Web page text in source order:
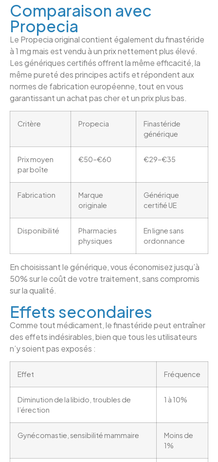
Comparaison avec
Propecia
Le Propecia original contient également du finastéride
à 1 mg mais est vendu à un prix nettement plus élevé.
Les génériques certifiés offrent la même efficacité, la
même pureté des principes actifs et répondent aux
normes de fabrication européenne, tout en vous
garantissant un achat pas cher et un prix plus bas.
Critère Propecia
Finastéride
générique
Prix moyen
par boîte
€50–€60 €29–€35
Fabrication
Marque
originale
Générique
certifié UE
Disponibilité
Pharmacies
physiques
En ligne sans
ordonnance
En choisissant le générique, vous économisez jusqu’à
50% sur le coût de votre traitement, sans compromis
sur la qualité.
Effets secondaires
Comme tout médicament, le finastéride peut entraîner
des effets indésirables, bien que tous les utilisateurs
n’y soient pas exposés :
Effet Fréquence
Diminution de la libido, troubles de
l’érection
1 à 10%
Gynécomastie, sensibilité mammaire
Moins de
1%